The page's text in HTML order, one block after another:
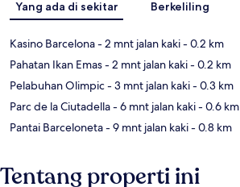
Yang ada di sekitar Berkeliling
Kasino Barcelona- 2 mnt jalan kaki- 0.2 km
Pahatan Ikan Emas- 2 mnt jalan kaki- 0.2 km
Pelabuhan Olimpic- 3 mnt jalan kaki- 0.3 km
Parc de la Ciutadella- 6 mnt jalan kaki- 0.6 km
Pantai Barceloneta- 9 mnt jalan kaki- 0.8 km
Tentang properti ini